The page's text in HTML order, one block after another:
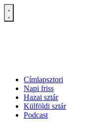
Címlapsztori
Napi friss
Hazai sztár
Külföldi sztár
Podcast